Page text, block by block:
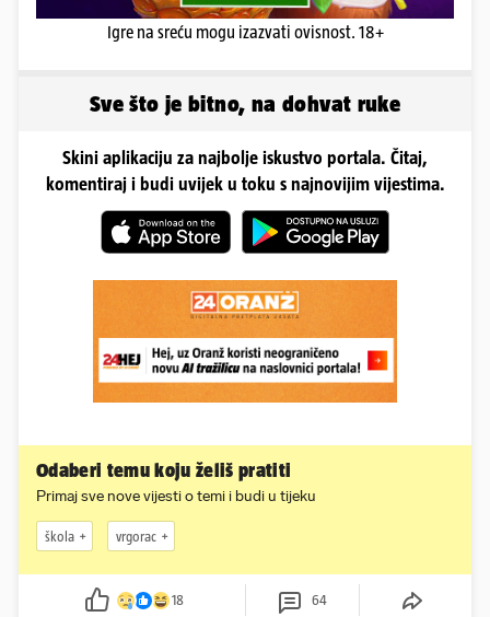
Igre na sreću mogu izazvati ovisnost. 18+
Sve što je bitno, na dohvat ruke
Skini aplikaciju za najbolje iskustvo portala. Čitaj,
komentiraj i budi uvijek u toku s najnovijim vijestima.
Odaberi temu koju želiš pratiti
Primaj sve nove vijesti o temi i budi u tijeku
škola vrgorac
18 64